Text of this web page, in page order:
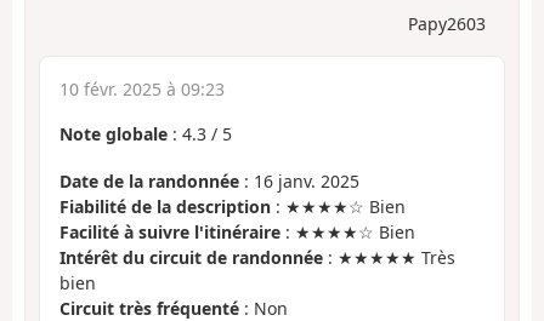
Papy2603
10 févr. 2025 à 09:23
Note globale : 4.3 / 5
Date de la randonnée : 16 janv. 2025
Fiabilité de la description : ★★★★☆ Bien
Facilité à suivre l'itinéraire : ★★★★☆ Bien
Intérêt du circuit de randonnée : ★★★★★ Très
bien
Circuit très fréquenté : Non